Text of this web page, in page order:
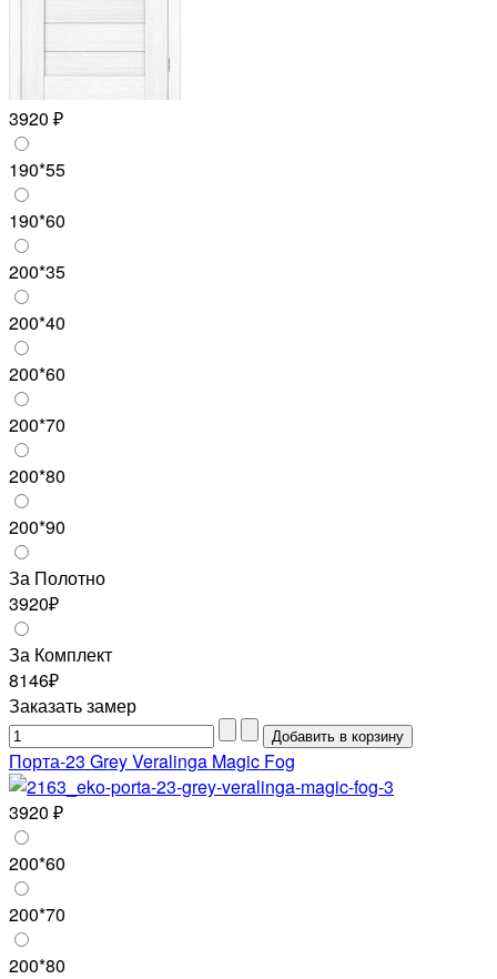
3920 ₽
190*55
190*60
200*35
200*40
200*60
200*70
200*80
200*90
За Полотно
3920₽
За Комплект
8146₽
Заказать замер
Порта-23 Grey Veralinga Magic Fog
3920 ₽
200*60
200*70
200*80